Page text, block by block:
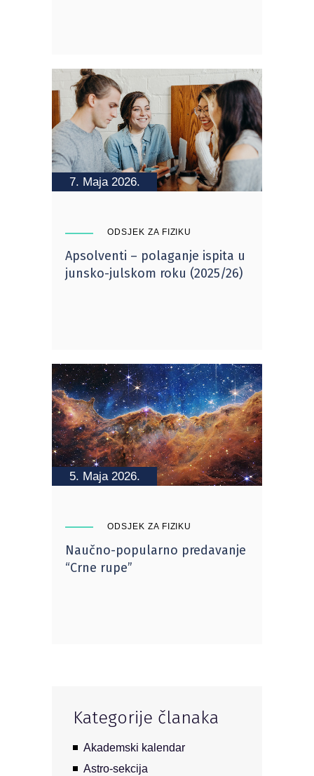
7. Maja 2026.
ODSJEK ZA FIZIKU
Apsolventi – polaganje ispita u
junsko-julskom roku (2025/26)
5. Maja 2026.
ODSJEK ZA FIZIKU
Naučno-popularno predavanje
“Crne rupe”
Kategorije članaka
Akademski kalendar
Astro-sekcija